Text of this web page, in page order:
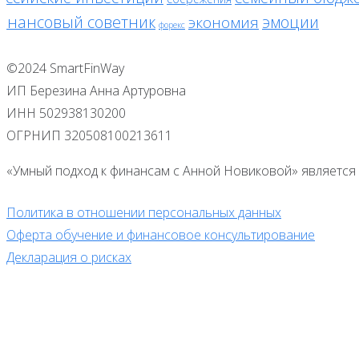
советник форекс экономия эмоции
©2024 SmartFinWay
ИП Березина Анна Артуровна
ИНН 502938130200
ОГРНИП 320508100213611
«Умный подход к финансам с Анной Новиковой»
Политика в отношении персональных данных
Оферта обучение и финансовое консультирование
Декларация о рисках